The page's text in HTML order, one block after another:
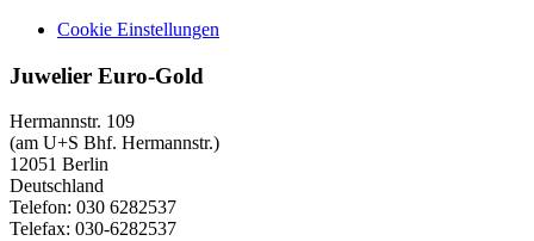
Cookie Einstellungen
Juwelier Euro-Gold
Hermannstr. 109
(am U+S Bhf. Hermannstr.)
12051 Berlin
Deutschland
Telefon: 030 6282537
Telefax: 030-6282537